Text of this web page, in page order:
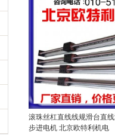
滚珠丝杠直线线规滑台直线
步进电机 北京欧特利机电